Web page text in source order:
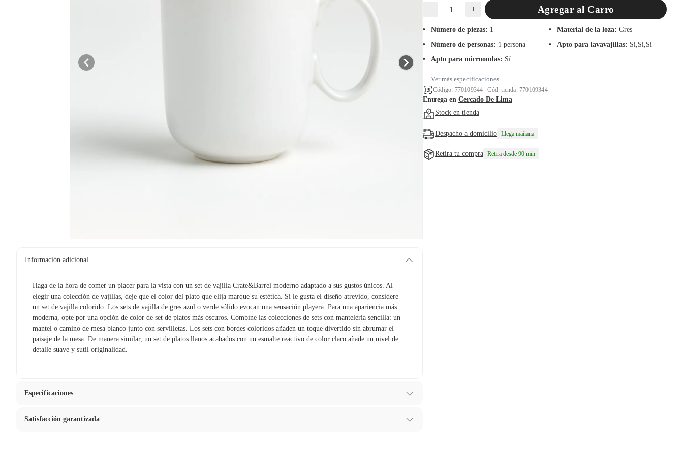
Información adicional
Haga de la hora de comer un placer para la vista con un set de vajilla Crate&Barrel moderno adaptado a sus gustos únicos. Al
elegir una colección de vajillas, deje que el color del plato que elija marque su estética. Si le gusta el diseño atrevido, considere
un set de vajilla colorido. Los sets de vajilla de gres azul o verde sólido evocan una sensación playera. Para una apariencia más
moderna, opte por una opción de color de set de platos más oscuros. Combíne las colecciones de sets con mantelería sencilla: un
mantel o camino de mesa blanco junto con servilletas. Los sets con bordes coloridos añaden un toque divertido sin abrumar el
paisaje de la mesa. De manera similar, un set de platos llanos acabados con un esmalte reactivo de color claro añade un nivel de
detalle suave y sutil originalidad.
Especificaciones
Apto para horno
Satisfacción garantizada
− + Agregar al Carro
Número de piezas: 1 Material de la loza: Gres
Número de personas: 1 persona Apto para lavavajillas: Si,Si,Si
Apto para microondas: Sí
Ver más especificaciones
Código: 770109344 Cód. tienda: 770109344
Entrega en Cercado De Lima
Stock en tienda
Despacho a domicilio Llega mañana
Retira tu compra Retira desde 90 min